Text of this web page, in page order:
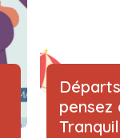
pensez